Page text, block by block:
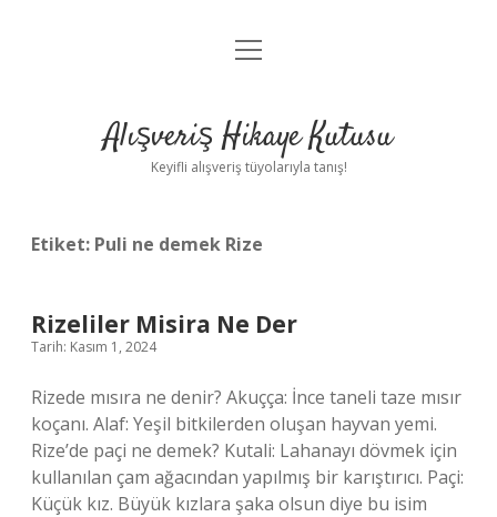
Anasayfa
Yasal Uyarı
menüyü
Alışveriş Hikaye Kutusu
Keyifli alışveriş tüyolarıyla tanış!
Etiket: Puli ne demek Rize
Rizeliler Misira Ne Der
Tarih: Kasım 1, 2024
Rizede mısıra ne denir? Akuçça: İnce taneli taze mısır
koçanı. Alaf: Yeşil bitkilerden oluşan hayvan yemi.
Rize’de paçi ne demek? Kutali: Lahanayı dövmek için
kullanılan çam ağacından yapılmış bir karıştırıcı. Paçi:
Küçük kız. Büyük kızlara şaka olsun diye bu isim